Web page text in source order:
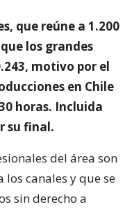
que reúne a 1.200
los grandes
motivo por el
en Chile
horas. Incluida
su final.
del área son
canales y que se
sin derecho a